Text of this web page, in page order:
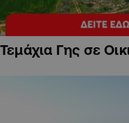
Τεμάχια Γης σε